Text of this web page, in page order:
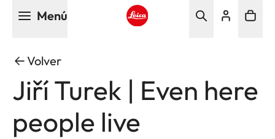
Menú
Volver
Jiří Turek | Even here
people live